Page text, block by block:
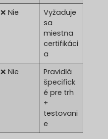
❌ Nie
Vyžaduje
sa
miestna
certifikáci
a
❌ Nie
Pravidlá
špecifick
é pre trh
+
testovani
e